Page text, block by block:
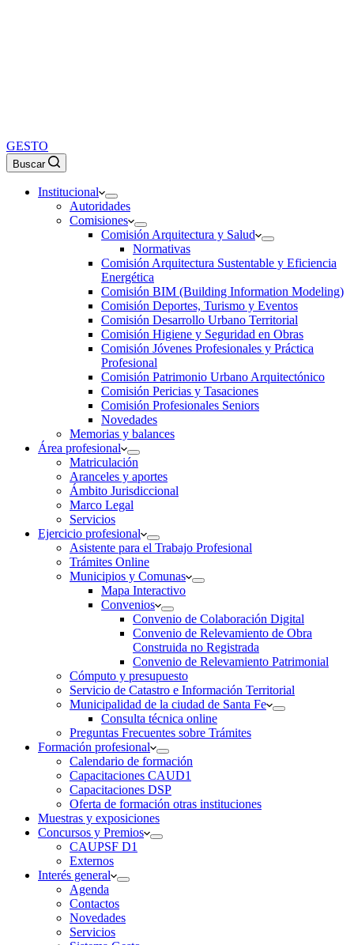
GESTO
Buscar
Institucional
Autoridades
Comisiones
Comisión Arquitectura y Salud
Normativas
Comisión Arquitectura Sustentable y Eficiencia
Energética
Comisión BIM (Building Information Modeling)
Comisión Deportes, Turismo y Eventos
Comisión Desarrollo Urbano Territorial
Comisión Higiene y Seguridad en Obras
Comisión Jóvenes Profesionales y Práctica
Profesional
Comisión Patrimonio Urbano Arquitectónico
Comisión Pericias y Tasaciones
Comisión Profesionales Seniors
Novedades
Memorias y balances
Área profesional
Matriculación
Aranceles y aportes
Ámbito Jurisdiccional
Marco Legal
Servicios
Ejercicio profesional
Asistente para el Trabajo Profesional
Trámites Online
Municipios y Comunas
Mapa Interactivo
Convenios
Convenio de Colaboración Digital
Convenio de Relevamiento de Obra
Construida no Registrada
Convenio de Relevamiento Patrimonial
Cómputo y presupuesto
Servicio de Catastro e Información Territorial
Municipalidad de la ciudad de Santa Fe
Consulta técnica online
Preguntas Frecuentes sobre Trámites
Formación profesional
Calendario de formación
Capacitaciones CAUD1
Capacitaciones DSP
Oferta de formación otras instituciones
Muestras y exposiciones
Concursos y Premios
CAUPSF D1
Externos
Interés general
Agenda
Contactos
Novedades
Servicios